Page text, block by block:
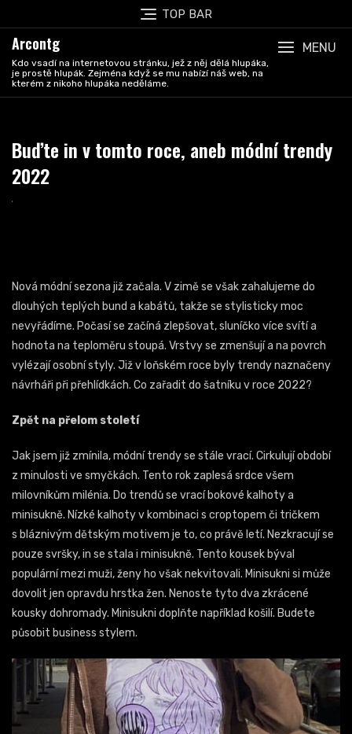
to
content
TOP BAR
Arcontg
Kdo vsadí na internetovou stránku, jež z něj dělá hlupáka,
je prostě hlupák. Zejména když se mu nabízí náš web, na
kterém z nikoho hlupáka neděláme.
MENU
Buďte in v tomto roce, aneb módní trendy
2022
Nová módní sezona již začala. V zimě se však zahalujeme do
dlouhých teplých bund a kabátů, takže se stylisticky moc
nevyřádíme. Počasí se začíná zlepšovat, sluníčko více svítí a
hodnota na teploměru stoupá. Vrstvy se zmenšují a na povrch
vylézají osobní styly. Již v loňském roce byly trendy naznačeny
návrháři při přehlídkách. Co zařadit do šatníku v roce 2022?
Zpět na přelom století
Jak jsem již zmínila, módní trendy se stále vrací. Cirkulují období
z minulosti ve smyčkách. Tento rok zaplesá srdce všem
milovníkům milénia. Do trendů se vrací bokové kalhoty a
minisukně. Nízké kalhoty v kombinaci s croptopem či tričkem
s bláznivým dětským motivem je to, co právě letí. Nezkracují se
pouze svršky, in se stala i minisukně. Tento kousek býval
populární mezi muži, ženy ho však nekvitovali. Minisukni si může
dovolit jen opravdu hrstka žen. Nenoste tyto dva zkrácené
kousky dohromady. Minisukni doplňte například košilí. Budete
působit business stylem.